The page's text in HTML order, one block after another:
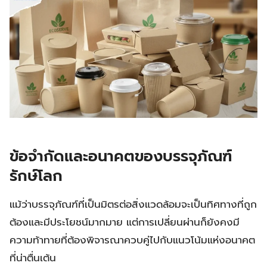
ข้อจำกัดและอนาคตของบรรจุภัณฑ์
รักษ์โลก
แม้ว่าบรรจุภัณฑ์ที่เป็นมิตรต่อสิ่งแวดล้อมจะเป็นทิศทางที่ถูก
ต้องและมีประโยชน์มากมาย แต่การเปลี่ยนผ่านก็ยังคงมี
ความท้าทายที่ต้องพิจารณาควบคู่ไปกับแนวโน้มแห่งอนาคต
ที่น่าตื่นเต้น